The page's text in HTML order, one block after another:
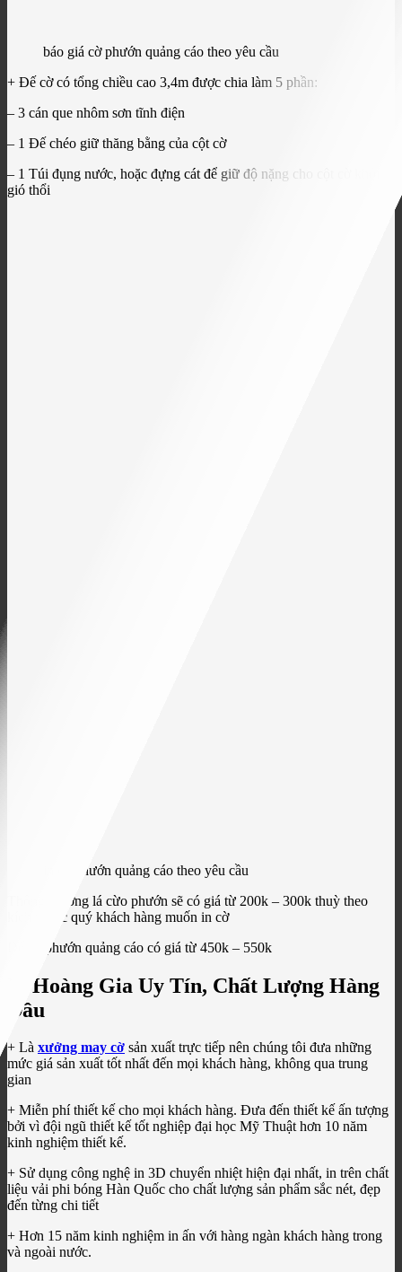
báo giá cờ phướn quảng cáo theo yêu cầu
+ Đế cờ có tổng chiều cao 3,4m được chia làm 5 phần:
– 3 cán que nhôm sơn tĩnh điện
– 1 Đế chéo giữ thăng bằng của cột cờ
– 1 Túi đụng nước, hoặc đựng cát để giữ độ nặng cho cột cờ khỏi
gió thổi
in cờ phướn quảng cáo theo yêu cầu
Thông thường lá cừo phướn sẽ có giá từ 200k – 300k thuỳ theo
kích thước quý khách hàng muốn in cờ
Đế cờ phướn quảng cáo có giá từ 450k – 550k
In Hoàng Gia Uy Tín, Chất Lượng Hàng
Đầu
+ Là xưởng may cờ sản xuất trực tiếp nên chúng tôi đưa những
mức giá sản xuất tốt nhất đến mọi khách hàng, không qua trung
gian
+ Miễn phí thiết kế cho mọi khách hàng. Đưa đến thiết kế ấn tượng
bởi vì đội ngũ thiết kế tốt nghiệp đại học Mỹ Thuật hơn 10 năm
kinh nghiệm thiết kế.
+ Sử dụng công nghệ in 3D chuyển nhiệt hiện đại nhất, in trên chất
liệu vải phi bóng Hàn Quốc cho chất lượng sản phẩm sắc nét, đẹp
đến từng chi tiết
+ Hơn 15 năm kinh nghiệm in ấn với hàng ngàn khách hàng trong
và ngoài nước.